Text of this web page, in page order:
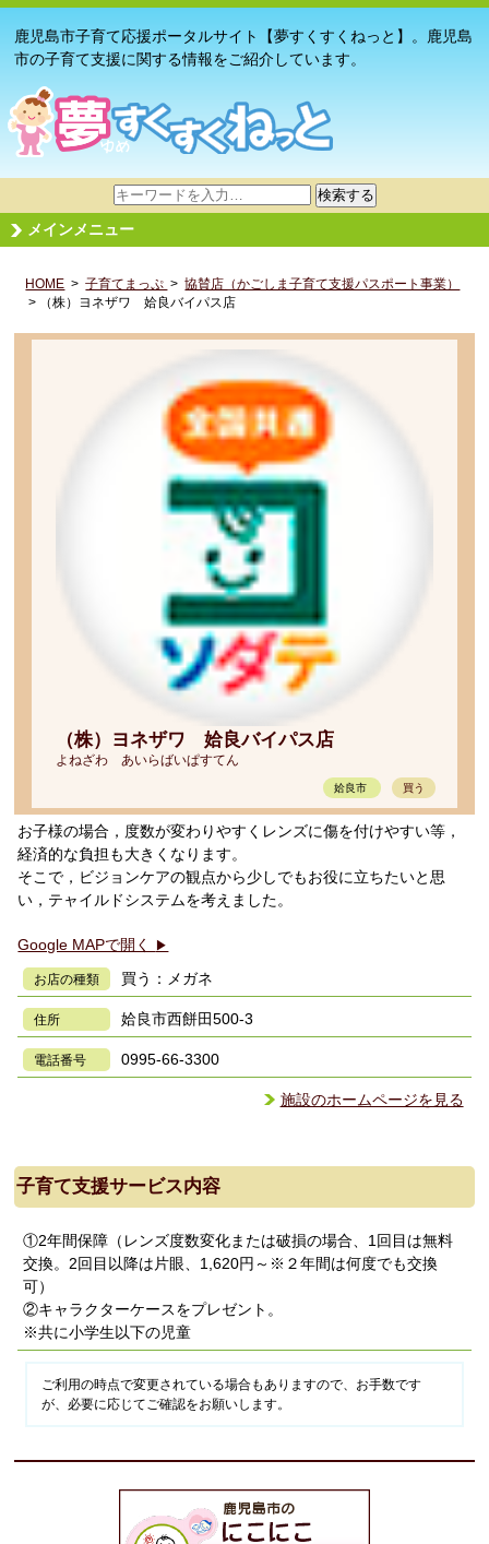
鹿児島市子育て応援ポータルサイト【夢すくすくねっと】。鹿児島
市の子育て支援に関する情報をご紹介しています。
サ
イ
ト
検
索
検索する
メインメニュー
HOME >子育てまっぷ >協賛店（かごしま子育て支援パスポート事業）
> （株）ヨネザワ 姶良バイパス店
（株）ヨネザワ 姶良バイパス店
よねざわ あいらばいぱすてん
姶良市 買う
お子様の場合，度数が変わりやすくレンズに傷を付けやすい等，
経済的な負担も大きくなります。
そこで，ビジョンケアの観点から少しでもお役に立ちたいと思
い，テャイルドシステムを考えました。
Google MAPで開く ▶
お店の種類 買う：メガネ
住所 姶良市西餅田500-3
電話番号 0995-66-3300
施設のホームページを見る
子育て支援サービス内容
①2年間保障（レンズ度数変化または破損の場合、1回目は無料
交換。2回目以降は片眼、1,620円～※２年間は何度でも交換
可）
②キャラクターケースをプレゼント。
※共に小学生以下の児童
ご利用の時点で変更されている場合もありますので、お手数です
が、必要に応じてご確認をお願いします。